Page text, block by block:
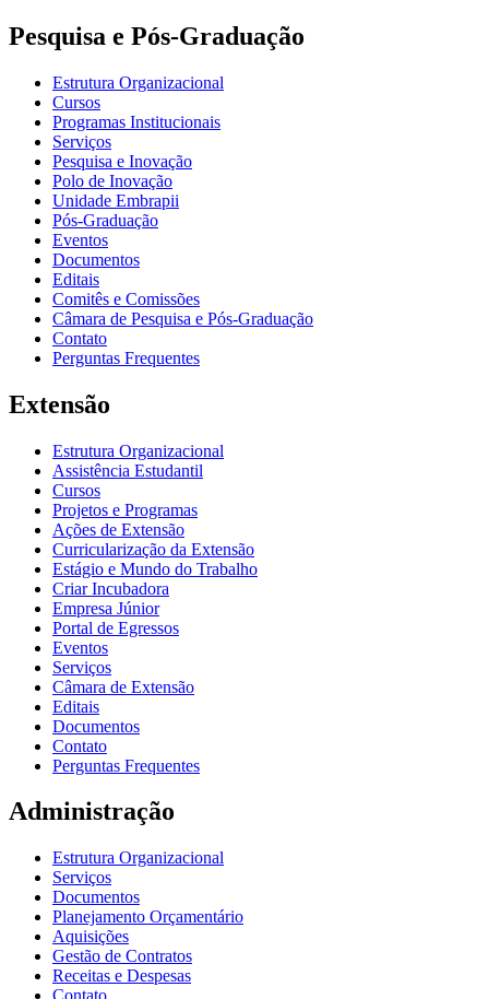
Pesquisa e Pós-Graduação
Estrutura Organizacional
Cursos
Programas Institucionais
Serviços
Pesquisa e Inovação
Polo de Inovação
Unidade Embrapii
Pós-Graduação
Eventos
Documentos
Editais
Comitês e Comissões
Câmara de Pesquisa e Pós-Graduação
Contato
Perguntas Frequentes
Extensão
Estrutura Organizacional
Assistência Estudantil
Cursos
Projetos e Programas
Ações de Extensão
Curricularização da Extensão
Estágio e Mundo do Trabalho
Criar Incubadora
Empresa Júnior
Portal de Egressos
Eventos
Serviços
Câmara de Extensão
Editais
Documentos
Contato
Perguntas Frequentes
Administração
Estrutura Organizacional
Serviços
Documentos
Planejamento Orçamentário
Aquisições
Gestão de Contratos
Receitas e Despesas